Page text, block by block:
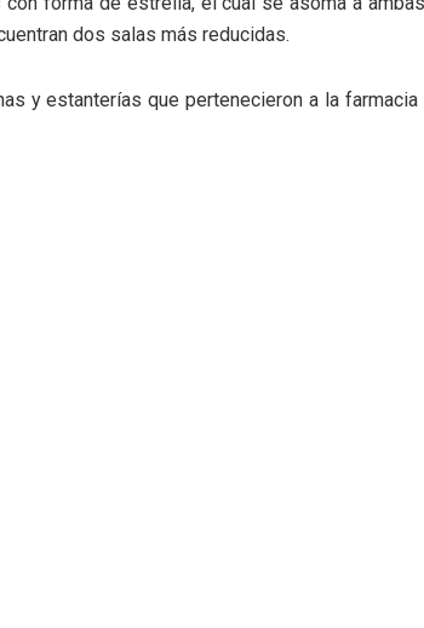
dos salas más reducidas.
y estanterías que pertenecieron a la farmacia